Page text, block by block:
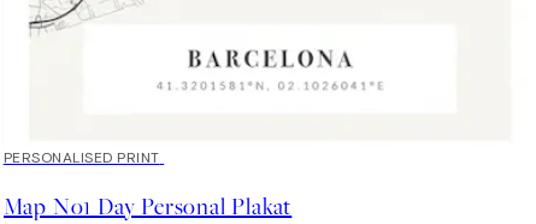
20%*
PERSONALISED PRINT
Map No1 Day Personal Plakat